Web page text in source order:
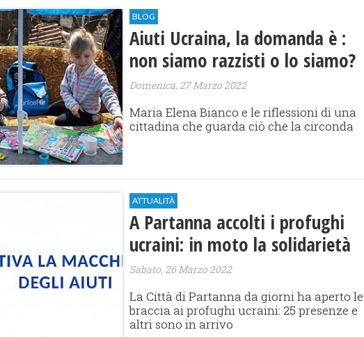
BLOG
Aiuti Ucraina, la domanda è :
non siamo razzisti o lo siamo?
Domenica, 27 Marzo 2022
Maria Elena Bianco e le riflessioni di una
cittadina che guarda ciò che la circonda
ATTUALITÀ
A Partanna accolti i profughi
ucraini: in moto la solidarietà
Sabato, 26 Marzo 2022
La Città di Partanna da giorni ha aperto le
braccia ai profughi ucraini: 25 presenze e
altri sono in arrivo